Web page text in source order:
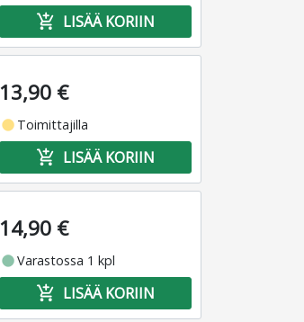
add_shopping_cart LISÄÄ KORIIN
13,90 €
fiber_manual_record Toimittajilla
add_shopping_cart LISÄÄ KORIIN
14,90 €
fiber_manual_recordVarastossa 1 kpl
add_shopping_cart LISÄÄ KORIIN